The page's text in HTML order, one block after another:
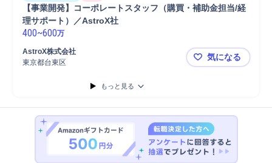
【事業開発】コーポレートスタッフ（購買・補助金担当/経
理サポート）／AstroX社
400~600万
AstroX株式会社
東京都台東区
【事業開発
気になる
もっと見る